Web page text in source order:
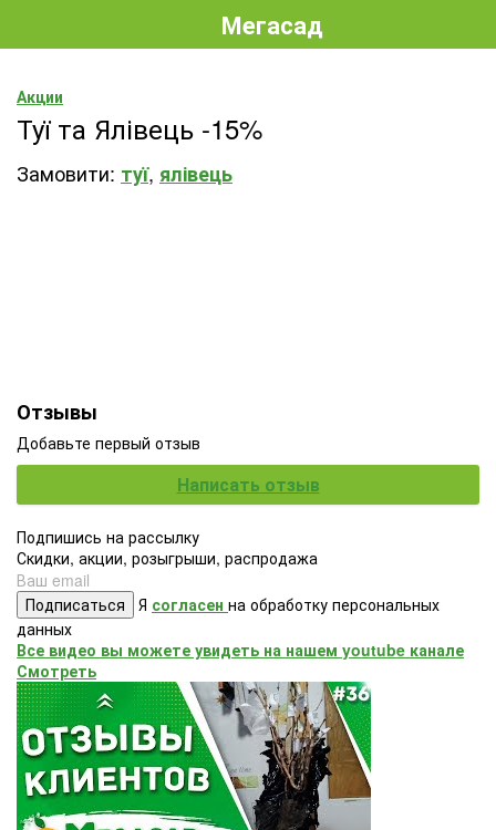
Мегасад
Акции
Туї та Ялівець -15%
Замовити: туї, ялівець
Отзывы
Добавьте первый отзыв
Написать отзыв
Подпишись на рассылку
Скидки, акции, розыгрыши, распродажа
Подписаться Я согласен на обработку персональных
данных
Все видео вы можете увидеть на нашем youtube канале
Смотреть